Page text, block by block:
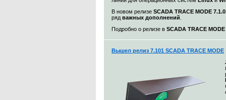
В новом релизе SCADA TRACE MODE
ряд важных дополнений
Подробно о релизе в SCADA TRACE MODE
Вышел релиз 7.101 SCADA TRACE MODE